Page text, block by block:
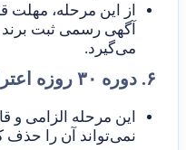
از این مرحله، مهلت
آگهی رسمی ثبت
می‌گیرد.
۶. دوره ۳۰ روزه اعتراض
این مرحله الزامی و
نمی‌تواند آن را حذف